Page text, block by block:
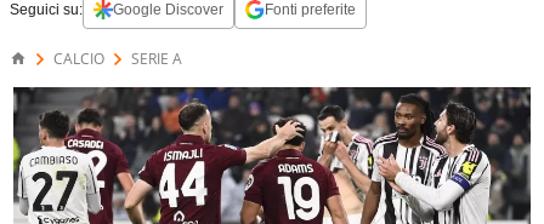
Seguici su: Google Discover Fonti preferite
CALCIO SERIE A